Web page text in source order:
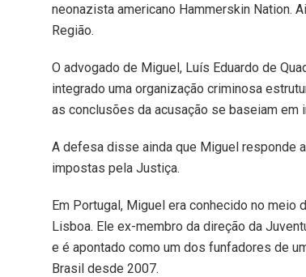
neonazista americano Hammerskin Nation.
Região.
O advogado de Miguel, Luís Eduardo de
integrado uma organização criminosa
as conclusões da acusação se baseiam
A defesa disse ainda que Miguel responde
impostas pela Justiça.
Em Portugal, Miguel era conhecido no
Lisboa. Ele ex-membro da direção da
e é apontado como um dos funfadores de
Brasil desde 2007.